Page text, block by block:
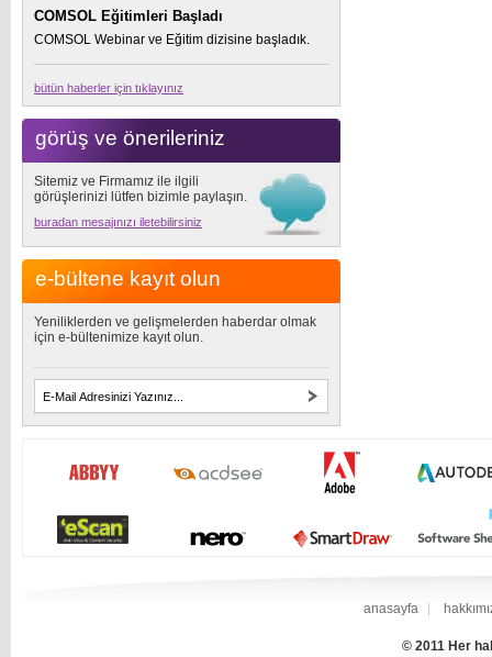
COMSOL Eğitimleri Başladı
COMSOL Webinar ve Eğitim dizisine başladık.
bütün haberler için tıklayınız
görüş ve önerileriniz
Sitemiz ve Firmamız ile ilgili
görüşlerinizi lütfen bizimle paylaşın.
buradan mesajınızı iletebilirsiniz
e-bültene kayıt olun
Yeniliklerden ve gelişmelerden haberdar olmak
için e-bültenimize kayıt olun.
anasayfa
© 2011 Her